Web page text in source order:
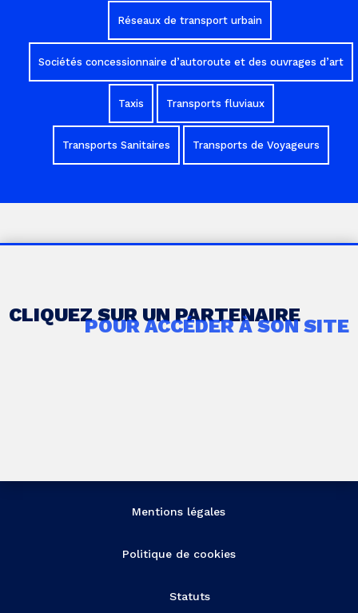
Réseaux de transport urbain
Sociétés concessionnaire d’autoroute et des ouvrages d’art
Taxis Transports fluviaux
Transports Sanitaires Transports de Voyageurs
CLIQUEZ SUR UN PARTENAIRE
POUR ACCÉDER À SON SITE
Mentions légales
Politique de cookies
Statuts